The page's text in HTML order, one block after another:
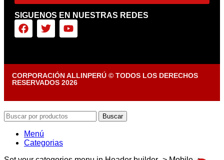
SIGUENOS EN NUESTRAS REDES
CORPORACIÓN ALLINPERÚ © TODOS LOS DERECHOS
RESERVADOS 2026
Buscar
Menú
Categorias